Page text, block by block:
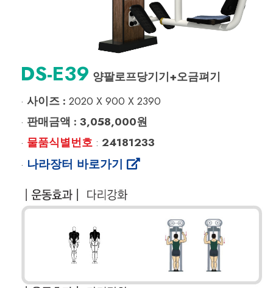
DS-E39 양팔로프당기기+오금펴기
· 사이즈 : 2020 X 900 X 2390
· 판매금액 : 3,058,000원
· 물품식별번호 : 24181233
· 나라장터 바로가기